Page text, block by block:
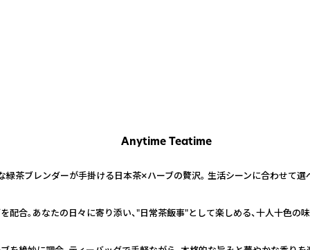
Anytime Teatime
緑茶ブレンダーが手掛ける日本茶×ハーブの贅沢。 生活シーンに合わせて
配合。あなたの日々に寄り添い、"日常茶飯事"として楽しめる、十人十色の